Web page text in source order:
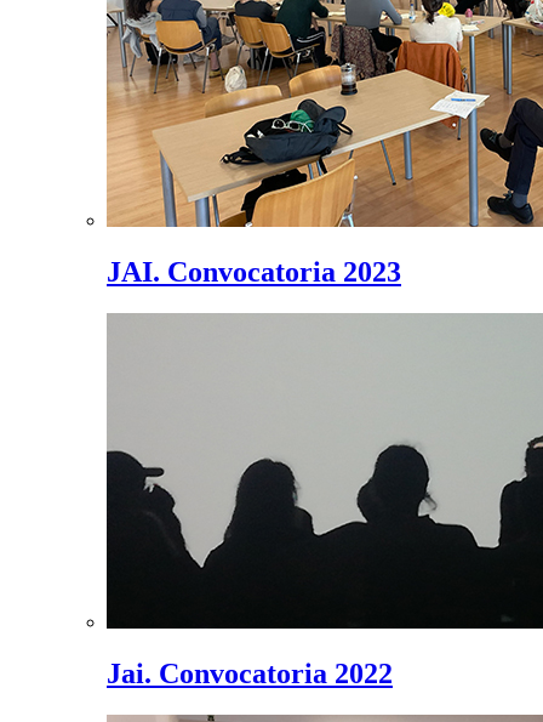
JAI. Convocatoria 2023
Jai. Convocatoria 2022